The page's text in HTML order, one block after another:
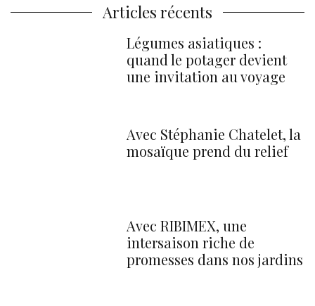
Articles récents
Légumes asiatiques :
quand le potager devient
une invitation au voyage
Avec Stéphanie Chatelet, la
mosaïque prend du relief
Avec RIBIMEX, une
intersaison riche de
promesses dans nos jardins